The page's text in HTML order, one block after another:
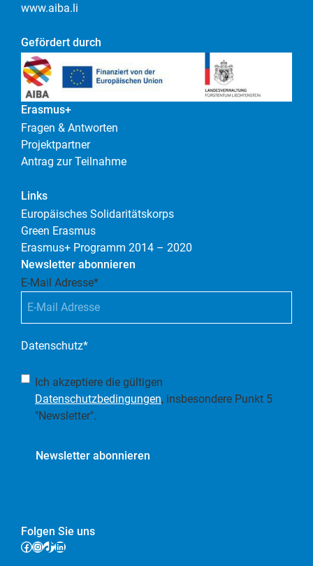
www.aiba.li
Gefördert durch
Erasmus+
Fragen & Antworten
Projektpartner
Antrag zur Teilnahme
Links
Europäisches Solidaritätskorps
Green Erasmus
Erasmus+ Programm 2014 – 2020
Newsletter abonnieren
E-Mail Adresse*
Datenschutz*
Ich akzeptiere die gültigen
Datenschutzbedingungen, insbesondere Punkt 5
"Newsletter".
Newsletter abonnieren
Folgen Sie uns
Facebook
Instagram
TikTok
LinkedIn